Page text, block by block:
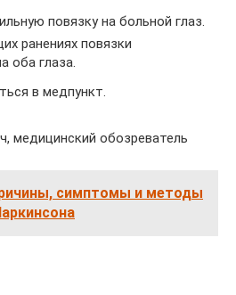
повязку на больной глаз.
ранениях повязки
оба глаза.
в медпункт.
медицинский обозреватель
симптомы и методы